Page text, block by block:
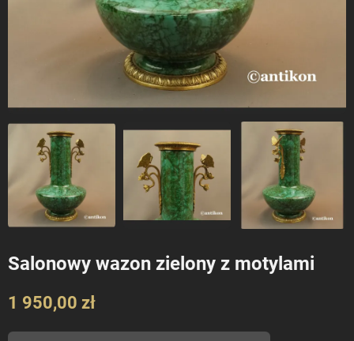
Salonowy wazon zielony z motylami
1 950,00 zł